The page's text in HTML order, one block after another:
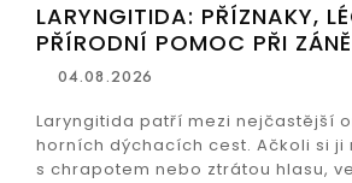
LARYNGITIDA: PŘÍZNAKY,
PŘÍRODNÍ POMOC PŘI
04.08.2026
Laryngitida patří mezi nejčastější
horních dýchacích cest. Ačkoli si ji
s chrapotem nebo ztrátou hlasu,